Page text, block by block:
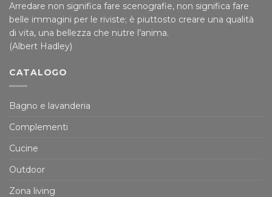
Arredare non significa fare scenografie, non significa fare
belle immagini per le riviste; è piuttosto creare una qualità
di vita, una bellezza che nutre l’anima.
(Albert Hadley)
CATALOGO
Bagno e lavanderia
Complementi
Cucine
Outdoor
Zona living